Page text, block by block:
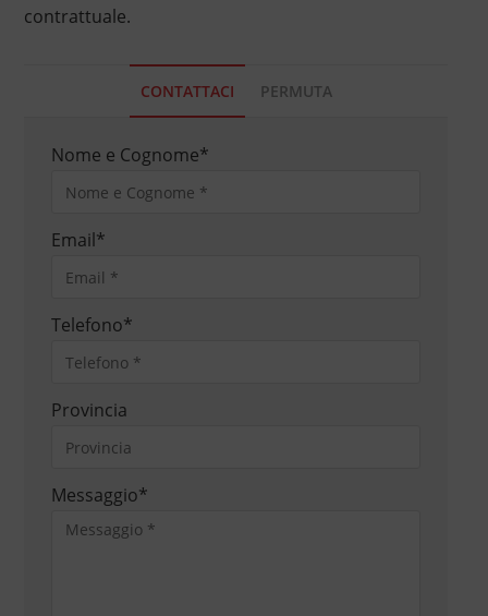
contrattuale.
CONTATTACI PERMUTA
Nome e Cognome*
Email*
Telefono*
Provincia
Messaggio*